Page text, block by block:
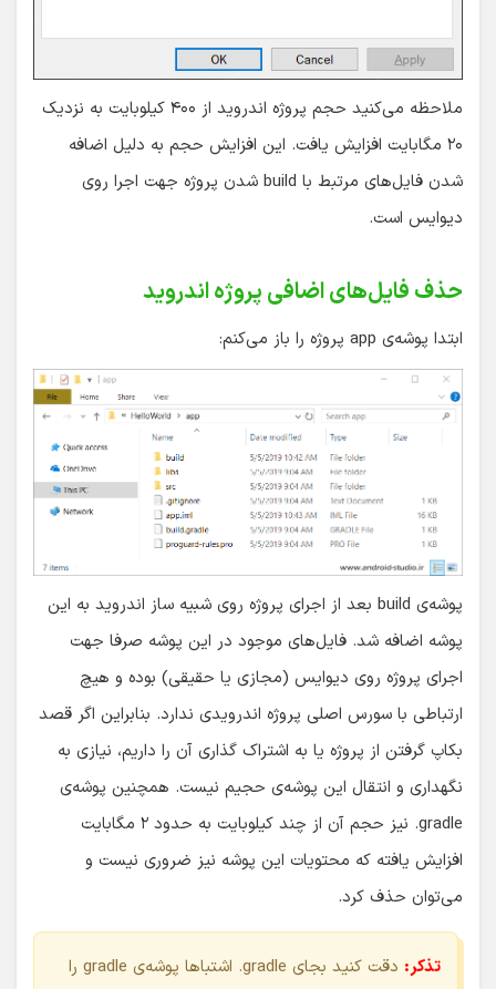
ملاحظه می‌کنید حجم پروژه اندروید از ۴۰۰ کیلوبایت به نزدیک
۲۰ مگابایت افزایش یافت. این افزایش حجم به دلیل اضافه
شدن فایل‌های مرتبط با build شدن پروژه جهت اجرا روی
دیوایس است.
حذف فایل‌های اضافی پروژه اندروید
ابتدا پوشه‌ی app پروژه را باز می‌کنم:
پوشه‌ی build بعد از اجرای پروژه روی شبیه ساز اندروید به این
پوشه اضافه شد. فایل‌های موجود در این پوشه صرفا جهت
اجرای پروژه روی دیوایس (مجازی یا حقیقی) بوده و هیچ
ارتباطی با سورس اصلی پروژه اندرویدی ندارد. بنابراین اگر قصد
بکاپ گرفتن از پروژه یا به اشتراک گذاری آن را داریم، نیازی به
نگهداری و انتقال این پوشه‌ی حجیم نیست. همچنین پوشه‌ی
gradle. نیز حجم آن از چند کیلوبایت به حدود ۲ مگابایت
افزایش یافته که محتویات این پوشه نیز ضروری نیست و
می‌توان حذف کرد.
تذکر:
دقت کنید بجای gradle. اشتباها پوشه‌ی gradle را